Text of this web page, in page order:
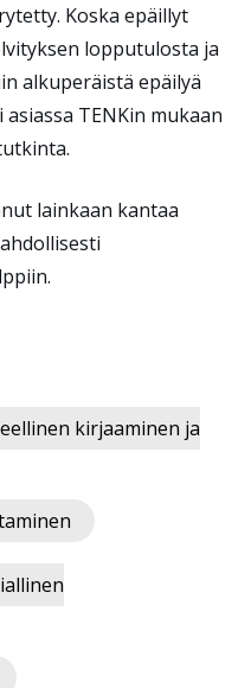
Koska epäillyt
lopputulosta ja
alkuperäistä epäilyä
TENKin mukaan
lainkaan kantaa
kirjaaminen ja